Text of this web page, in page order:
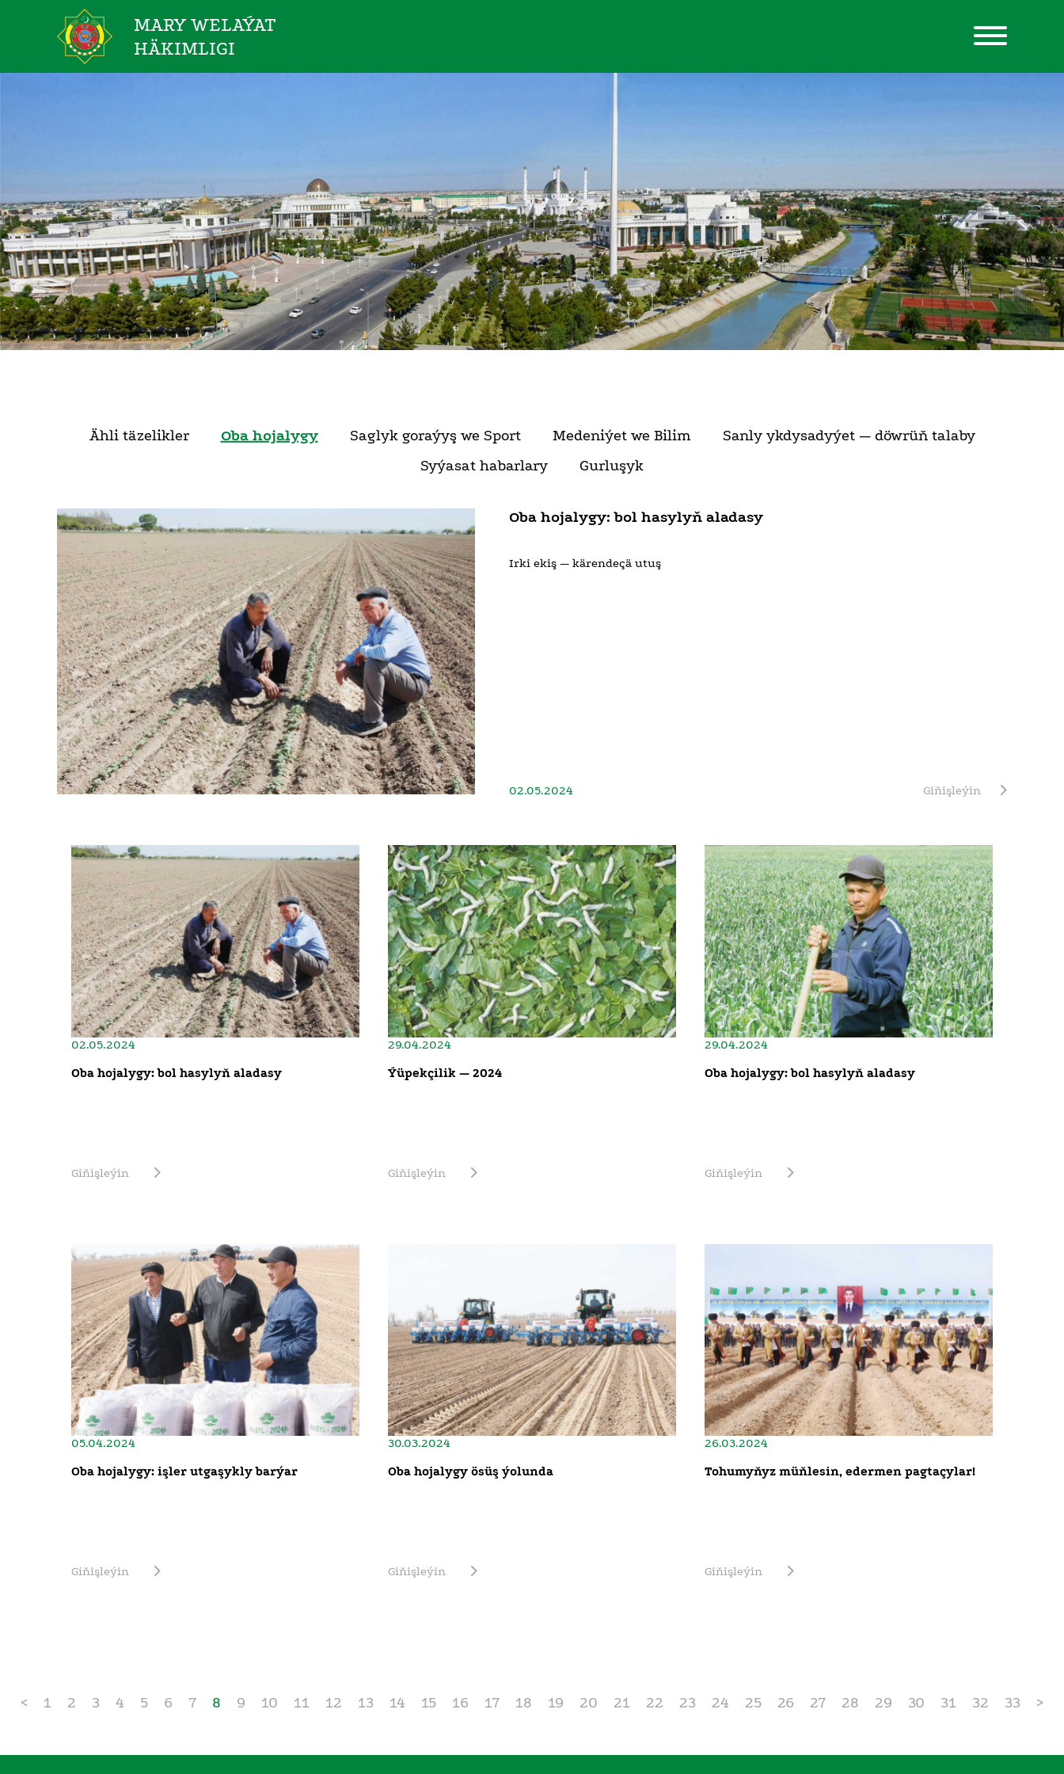
MARY WELAÝAT
HÄKIMLIGI
Ähli täzelikler Oba hojalygy Saglyk goraýyş we Sport Medeniýet we Bilim
Sanly ykdysadyýet — döwrüň talaby
Syýasat habarlary
Gurluşyk
Oba hojalygy: bol hasylyň aladasy
Irki ekiş — kärendeçä utuş
02.05.2024 Giňişleýin
02.05.2024
Oba hojalygy: bol hasylyň aladasy
Giňişleýin
29.04.2024
Ýüpekçilik — 2024
Giňişleýin
29.04.2024
Oba hojalygy: bol hasylyň aladasy
Giňişleýin
05.04.2024
Oba hojalygy: işler utgaşykly barýar
Giňişleýin
30.03.2024
Oba hojalygy ösüş ýolunda
Giňişleýin
26.03.2024
Tohumyňyz müňlesin, edermen pagtaçylar!
Giňişleýin
< 1 2 3 4 5 6 7 8 9 10 11 12 13 14 15 16 17 18 19 20 21 22 23 24 25 26 27 28 29 30 31 32 33 >